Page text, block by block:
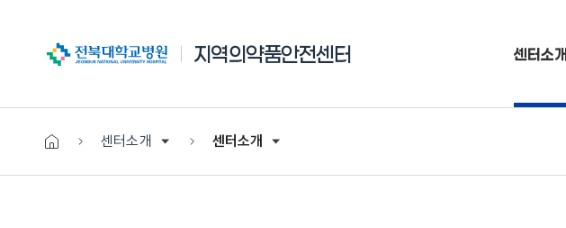
전북대학교병원 지역의약품안전센터 센터소개
센터소개 센터소개